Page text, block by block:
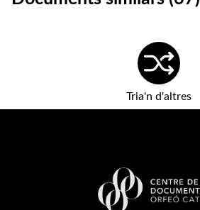
Tria'n d'altres